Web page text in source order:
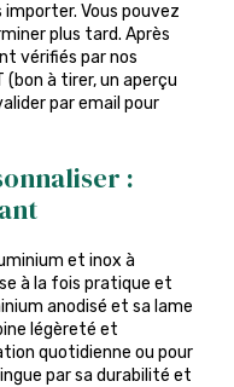
importer. Vous pouvez
plus tard. Après
vérifiés par nos
(bon à tirer, un aperçu
par email pour
:
et inox à
à la fois pratique et
anodisé et sa lame
légèreté et
quotidienne ou pour
par sa durabilité et